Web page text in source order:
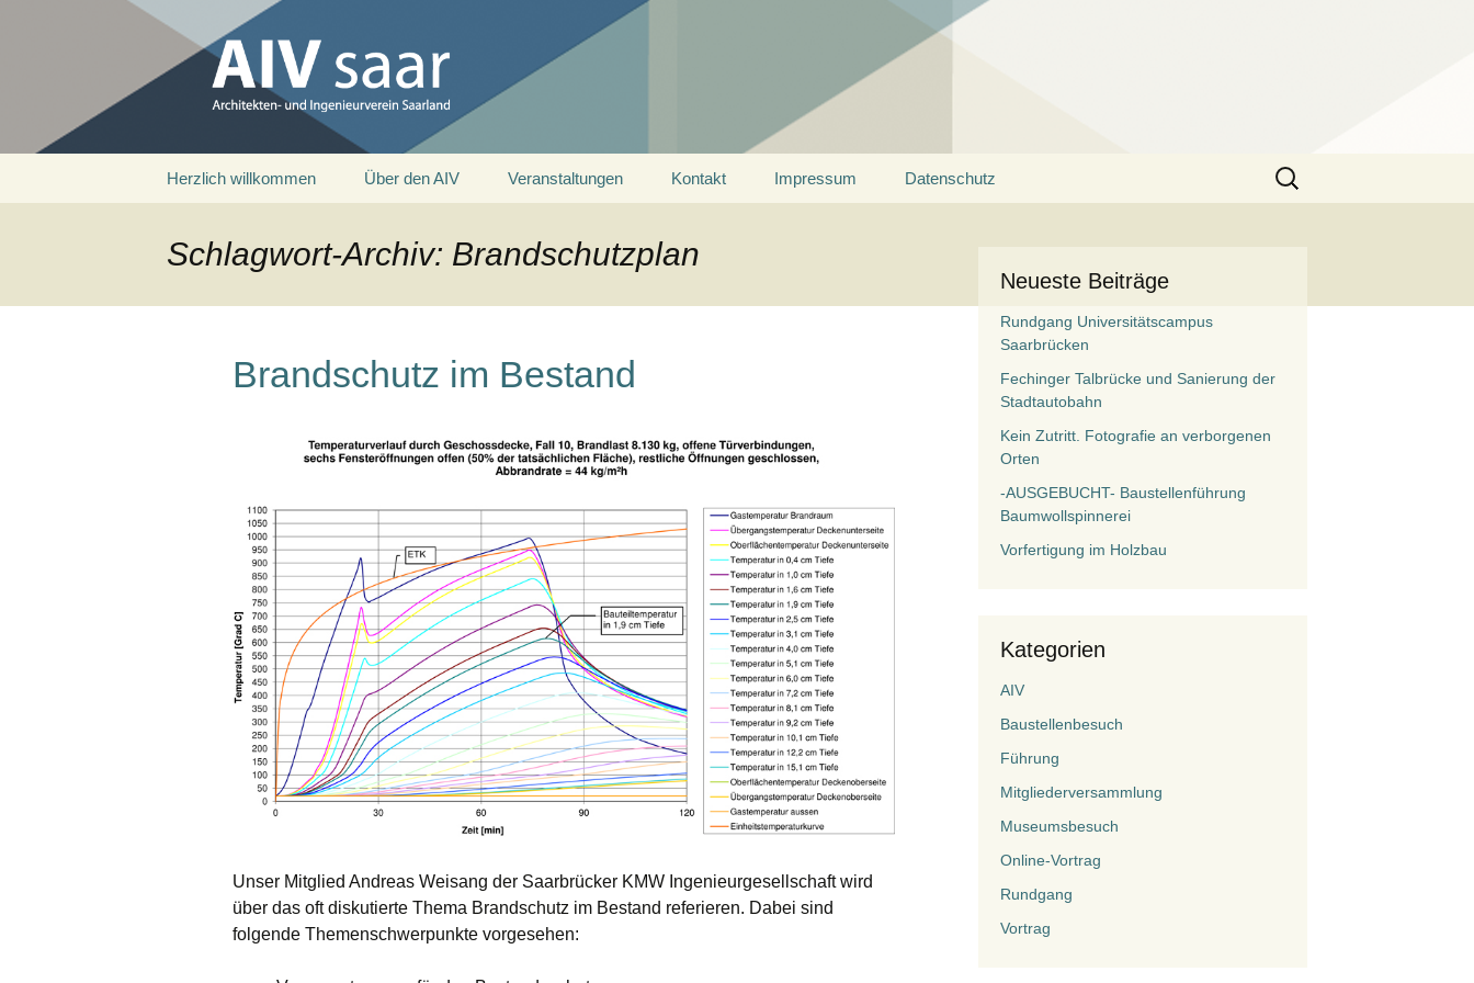
AIV saar
Architekten- und Ingenieurverein Saarland
Herzlich willkommen Über den AIV Veranstaltungen Kontakt Impressum Datenschutz
Suchen
nach:
Schlagwort-Archiv: Brandschutzplan
Brandschutz im Bestand
Unser Mitglied Andreas Weisang der Saarbrücker KMW Ingenieurgesellschaft wird
über das oft diskutierte Thema Brandschutz im Bestand referieren. Dabei sind
folgende Themenschwerpunkte vorgesehen:
Neueste Beiträge
Rundgang Universitätscampus
Saarbrücken
Fechinger Talbrücke und Sanierung der
Stadtautobahn
Kein Zutritt. Fotografie an verborgenen
Orten
-AUSGEBUCHT- Baustellenführung
Baumwollspinnerei
Vorfertigung im Holzbau
Kategorien
AIV
Baustellenbesuch
Führung
Mitgliederversammlung
Museumsbesuch
Online-Vortrag
Rundgang
Vortrag